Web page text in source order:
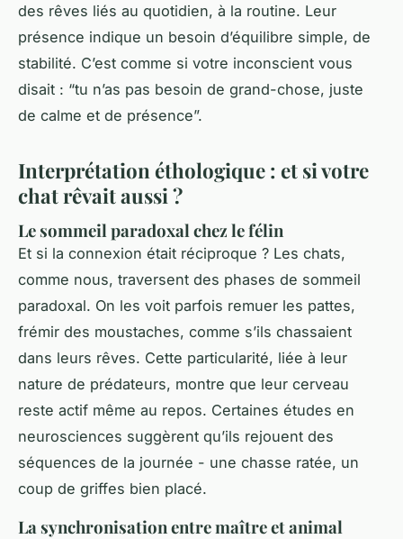
des rêves liés au quotidien, à la routine. Leur
présence indique un besoin d’équilibre simple, de
stabilité. C’est comme si votre inconscient vous
disait : “tu n’as pas besoin de grand-chose, juste
de calme et de présence”.
Interprétation éthologique : et si votre
chat rêvait aussi ?
Le sommeil paradoxal chez le félin
Et si la connexion était réciproque ? Les chats,
comme nous, traversent des phases de sommeil
paradoxal. On les voit parfois remuer les pattes,
frémir des moustaches, comme s’ils chassaient
dans leurs rêves. Cette particularité, liée à leur
nature de prédateurs, montre que leur cerveau
reste actif même au repos. Certaines études en
neurosciences suggèrent qu’ils rejouent des
séquences de la journée - une chasse ratée, un
coup de griffes bien placé.
La synchronisation entre maître et animal